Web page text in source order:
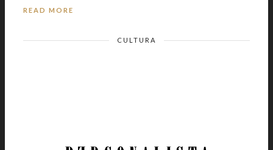
READ MORE
CULTURA